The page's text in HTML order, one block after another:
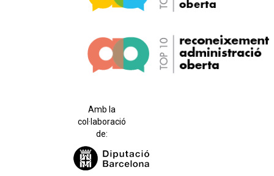
Amb la
col·laboració
de: